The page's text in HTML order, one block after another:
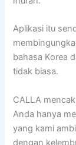
Aplikasi itu
bahasa Korea
tidak biasa.
CALLA
Anda hanya
yang kami
dengan